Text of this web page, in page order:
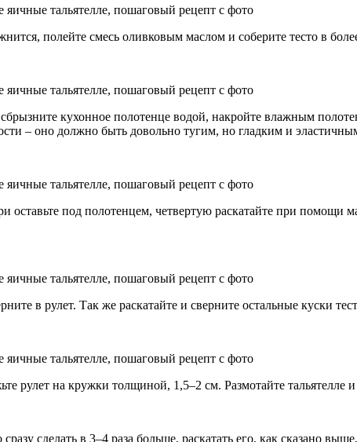
полейте смесь оливковым маслом и соберите тесто в
кухонное полотенце водой, накройте влажным
– оно должно быть довольно тугим, но гладким и
оставьте под полотенцем, четвертую раскатайте при
в рулет. Так же раскатайте и сверните остальные куски
рулет на кружки толщиной, 1,5–2 см. Размотайте тальятелле и
сделать в 3–4 раза больше, раскатать его, как сказано